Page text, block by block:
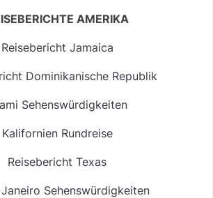
AMERIKA
Reisebericht Jamaica
Dominikanische Republik
Sehenswürdigkeiten
Kalifornien Rundreise
Reisebericht Texas
Sehenswürdigkeiten